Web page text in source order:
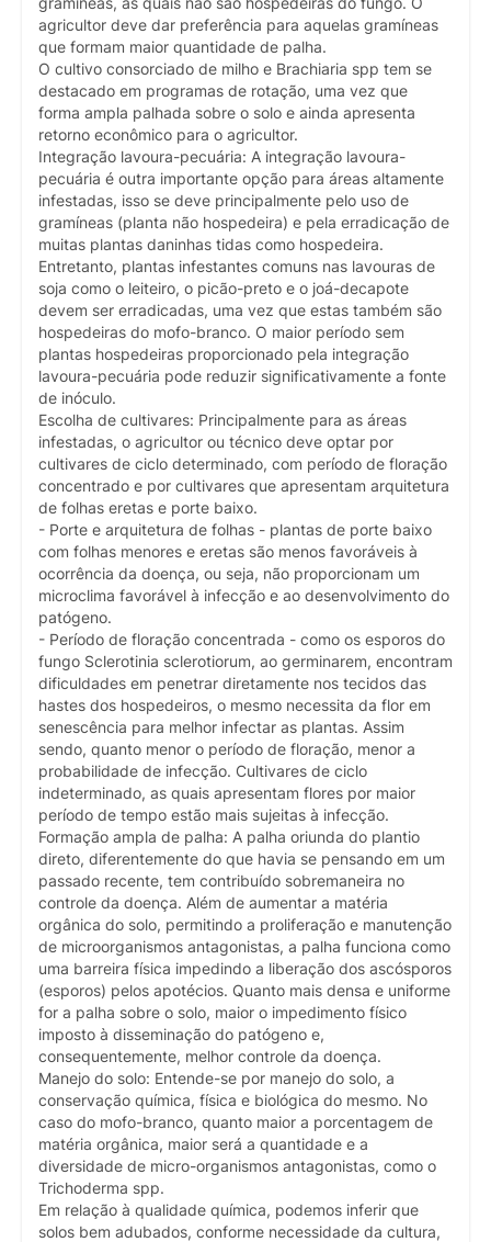
agricultor deve dar preferência para aquelas gramíneas
que formam maior quantidade de palha.
O cultivo consorciado de milho e Brachiaria spp tem se
destacado em programas de rotação, uma vez que
forma ampla palhada sobre o solo e ainda apresenta
retorno econômico para o agricultor.
Integração lavoura-pecuária: A integração lavoura-
pecuária é outra importante opção para áreas altamente
infestadas, isso se deve principalmente pelo uso de
gramíneas (planta não hospedeira) e pela erradicação de
muitas plantas daninhas tidas como hospedeira.
Entretanto, plantas infestantes comuns nas lavouras de
soja como o leiteiro, o picão-preto e o joá-decapote
devem ser erradicadas, uma vez que estas também são
hospedeiras do mofo-branco. O maior período sem
plantas hospedeiras proporcionado pela integração
lavoura-pecuária pode reduzir significativamente a fonte
de inóculo.
Escolha de cultivares: Principalmente para as áreas
infestadas, o agricultor ou técnico deve optar por
cultivares de ciclo determinado, com período de floração
concentrado e por cultivares que apresentam arquitetura
de folhas eretas e porte baixo.
- Porte e arquitetura de folhas - plantas de porte baixo
com folhas menores e eretas são menos favoráveis à
ocorrência da doença, ou seja, não proporcionam um
microclima favorável à infecção e ao desenvolvimento do
patógeno.
- Período de floração concentrada - como os esporos do
fungo Sclerotinia sclerotiorum, ao germinarem, encontram
dificuldades em penetrar diretamente nos tecidos das
hastes dos hospedeiros, o mesmo necessita da flor em
senescência para melhor infectar as plantas. Assim
sendo, quanto menor o período de floração, menor a
probabilidade de infecção. Cultivares de ciclo
indeterminado, as quais apresentam flores por maior
período de tempo estão mais sujeitas à infecção.
Formação ampla de palha: A palha oriunda do plantio
direto, diferentemente do que havia se pensando em um
passado recente, tem contribuído sobremaneira no
controle da doença. Além de aumentar a matéria
orgânica do solo, permitindo a proliferação e manutenção
de microorganismos antagonistas, a palha funciona como
uma barreira física impedindo a liberação dos ascósporos
(esporos) pelos apotécios. Quanto mais densa e uniforme
for a palha sobre o solo, maior o impedimento físico
imposto à disseminação do patógeno e,
consequentemente, melhor controle da doença.
Manejo do solo: Entende-se por manejo do solo, a
conservação química, física e biológica do mesmo. No
caso do mofo-branco, quanto maior a porcentagem de
matéria orgânica, maior será a quantidade e a
diversidade de micro-organismos antagonistas, como o
Trichoderma spp.
Em relação à qualidade química, podemos inferir que
solos bem adubados, conforme necessidade da cultura,